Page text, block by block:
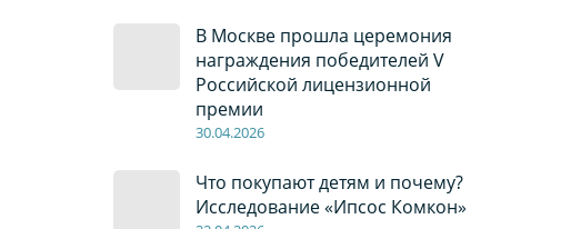
В Москве прошла церемония
награждения победителей V
Российской лицензионной
премии
30.04.2026
Что покупают детям и почему?
Исследование «Ипсос Комкон»